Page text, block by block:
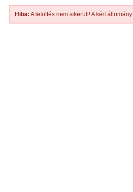
Hiba: A letöltés nem sikerült! A kért